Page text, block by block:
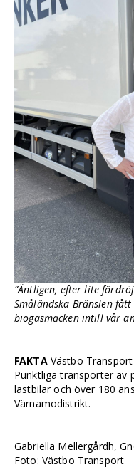
”Äntligen, efter lite
Småländska Bränslen
biogasmacken intill vår
FAKTAVästbo Transport
Punktliga transporter av
lastbilar och över 180
Värnamodistrikt.
Gabriella Mellergårdh,
Foto: Västbo Transport